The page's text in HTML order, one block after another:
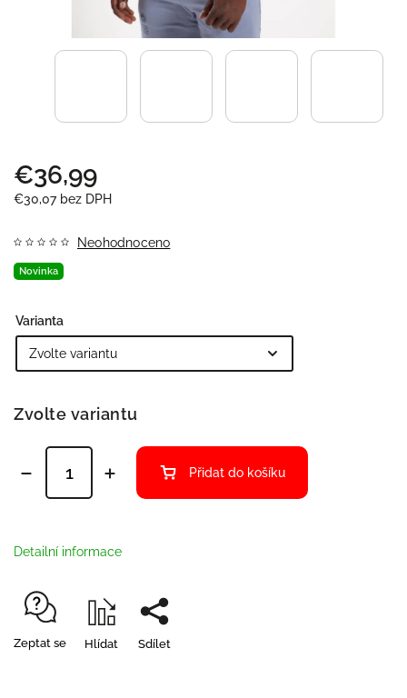
€36,99
€30,07 bez DPH
Novinka
Neohodnoceno
Varianta
Zvolte variantu
Přidat do košíku
Detailní informace
Zeptat se Hlídat Sdílet